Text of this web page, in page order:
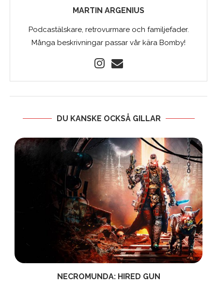
MARTIN ARGENIUS
Podcastälskare, retrovurmare och familjefader.
Många beskrivningar passar vår kära Bomby!
DU KANSKE OCKSÅ GILLAR
NECROMUNDA: HIRED GUN